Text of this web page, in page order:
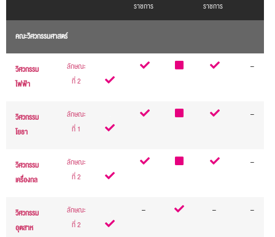
ราชการ
ราชการ
คณะวิศวกรรมศาสตร์
วิศวกรรม
ไฟฟ้า
ลักษณะ
ที่ 2
–
วิศวกรรม
โยธา
ลักษณะ
ที่ 1
–
วิศวกรรม
เครื่องกล
ลักษณะ
ที่ 2
–
วิศวกรรม
อุตสาห
ลักษณะ
ที่ 2
– – –